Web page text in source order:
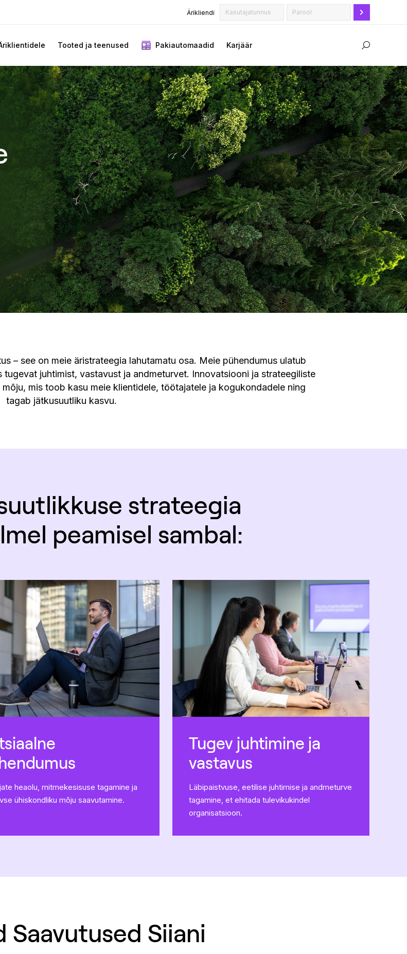
Ärikliendi
Tooted ja teenused Pakiautomaadid Karjäär Search:
– see on meie äristrateegia lahutamatu osa. Meie pühendumus ulatub
juhtimist, vastavust ja andmeturvet. Innovatsiooni ja strateegiliste
mis toob kasu meie klientidele, töötajatele ja kogukondadele ning
tagab jätkusuutliku kasvu.
strateegia
peamisel sambal:
heaolu, mitmekesisuse tagamine ja
ühiskondliku mõju saavutamine.
Tugev juhtimine ja
vastavus
Läbipaistvuse, eetilise juhtimise ja andmeturve
tagamine, et ehitada tulevikukindel
organisatsioon.
Saavutused Siiani